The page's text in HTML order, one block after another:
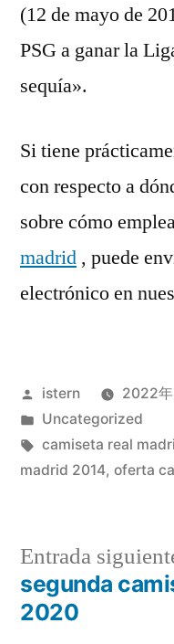
(12 de mayo de
PSG a ganar la
sequía».
Si tiene
con respecto a
sobre cómo
madrid , puede
electrónico en
Publicado
por
istern
2022
Publicado
en
Uncategorized
Etiquetas:
camiseta real
madrid 2014, oferta
Entrada
segunda
2020